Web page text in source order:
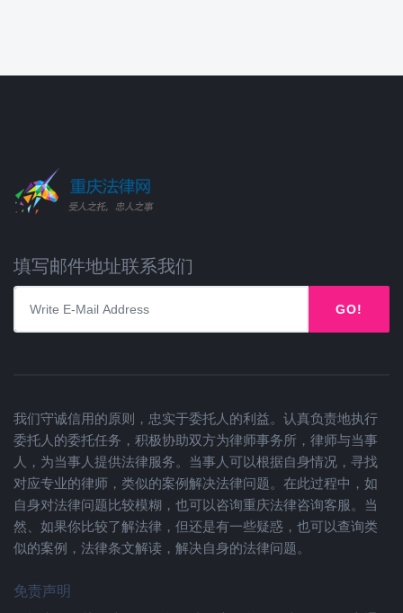
填写邮件地址联系我们
GO!
我们守诚信用的原则，忠实于委托人的利益。认真负责地执行
委托人的委托任务，积极协助双方为律师事务所，律师与当事
人，为当事人提供法律服务。当事人可以根据自身情况，寻找
对应专业的律师，类似的案例解决法律问题。在此过程中，如
自身对法律问题比较模糊，也可以咨询重庆法律咨询客服。当
然、如果你比较了解法律，但还是有一些疑惑，也可以查询类
似的案例，法律条文解读，解决自身的法律问题。
免责声明